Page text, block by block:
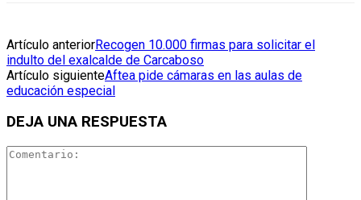
Artículo anteriorRecogen 10.000 firmas para solicitar el
indulto del exalcalde de Carcaboso
Artículo siguienteAftea pide cámaras en las aulas de
educación especial
DEJA UNA RESPUESTA